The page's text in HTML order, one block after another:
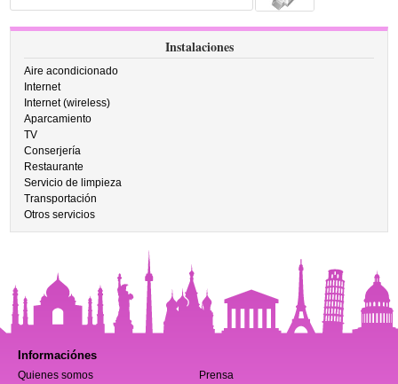
Instalaciones
Aire acondicionado
Internet
Internet (wireless)
Aparcamiento
TV
Conserjería
Restaurante
Servicio de limpieza
Transportación
Otros servicios
Informaciónes
Quienes somos Prensa